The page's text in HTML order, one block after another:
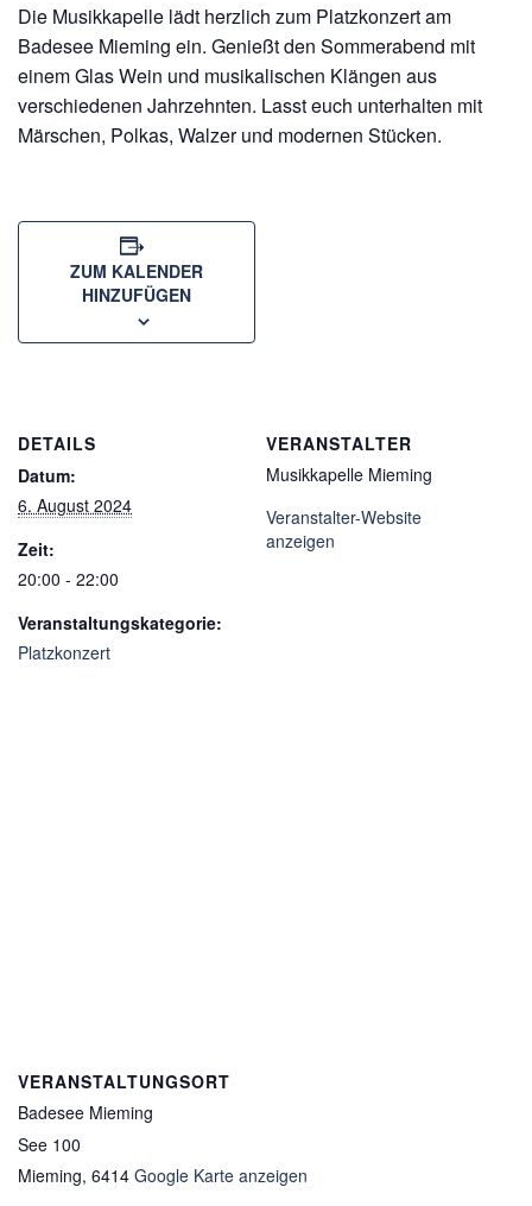
Die Musikkapelle lädt herzlich zum Platzkonzert am
Badesee Mieming ein. Genießt den Sommerabend mit
einem Glas Wein und musikalischen Klängen aus
verschiedenen Jahrzehnten. Lasst euch unterhalten mit
Märschen, Polkas, Walzer und modernen Stücken.
ZUM KALENDER
HINZUFÜGEN
DETAILS
Datum:
6. August 2024
Zeit:
20:00 - 22:00
Veranstaltungskategorie:
Platzkonzert
VERANSTALTER
Musikkapelle Mieming
Veranstalter-Website
anzeigen
VERANSTALTUNGSORT
Badesee Mieming
See 100
Mieming, 6414 Google Karte anzeigen